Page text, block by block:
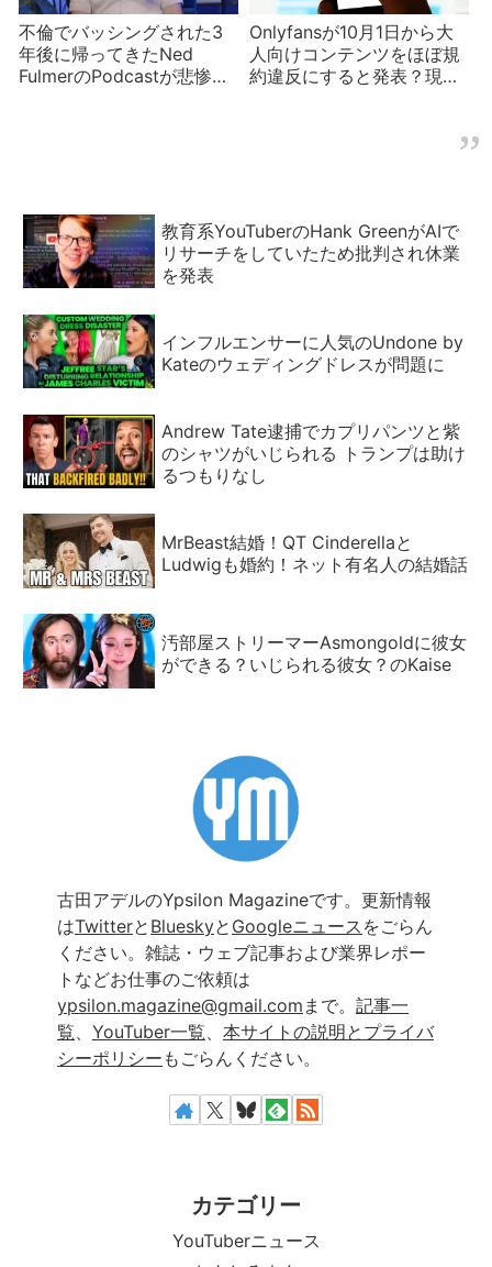
不倫でバッシングされた3
年後に帰ってきたNed
FulmerのPodcastが悲惨と
Onlyfansが10月1日から大
人向けコンテンツをほぼ規
約違反にすると発表？現在
教育系YouTuberのHank GreenがAIで
リサーチをしていたため批判され休業
を発表
インフルエンサーに人気のUndone by
Kateのウェディングドレスが問題に
Andrew Tate逮捕でカプリパンツと紫
のシャツがいじられる トランプは助け
るつもりなし
MrBeast結婚！QT Cinderellaと
Ludwigも婚約！ネット有名人の結婚話
汚部屋ストリーマーAsmongoldに彼女
ができる？いじられる彼女？のKaise
古田アデルのYpsilon Magazineです。更新情報
はTwitterと Blueskyと Googleニュース をごらん
ください。雑誌・ウェブ記事および業界レポー
トなどお仕事のご依頼は
ypsilon.magazine@gmail.com まで。 記事一
覧、 YouTuber一覧、 本サイトの説明とプライバ
シーポリシー もごらんください。
カテゴリー
YouTuberニュース